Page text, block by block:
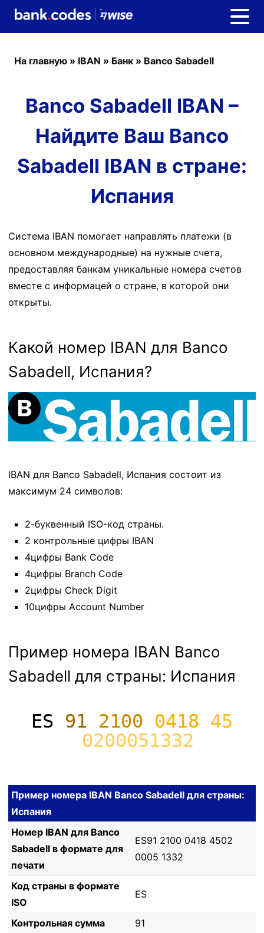
На главную » IBAN » Банк » Banco Sabadell
Banco Sabadell IBAN –
Найдите Ваш Banco
Sabadell IBAN в стране:
Испания
Система IBAN помогает направлять платежи (в
основном международные) на нужные счета,
предоставляя банкам уникальные номера счетов
вместе с информацей о стране, в которой они
открыты.
Какой номер IBAN для Banco
Sabadell, Испания?
IBAN для Banco Sabadell, Испания состоит из
максимум 24 символов:
2-буквенный ISO-код страны.
2 контрольные цифры IBAN
4цифры Bank Code
4цифры Branch Code
2цифры Check Digit
10цифры Account Number
Пример номера IBAN Banco
Sabadell для страны: Испания
ES 91 2100 0418 45
0200051332
Пример номера IBAN Banco Sabadell для страны:
Испания
Номер IBAN для Banco
Sabadell в формате для
печати
ES91 2100 0418 4502
0005 1332
Код страны в формате
ISO
ES
Контрольная сумма
91